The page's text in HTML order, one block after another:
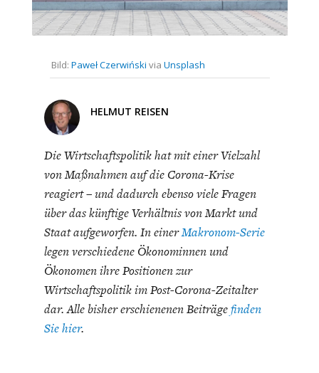
INDUSTRIEPOLITIK
ENERGIE & UMWELT
Bild: Paweł Czerwiński via Unsplash
HELMUT REISEN
Die Wirtschaftspolitik hat mit einer Vielzahl
von Maßnahmen auf die Corona-Krise
reagiert – und dadurch ebenso viele Fragen
über das künftige Verhältnis von Markt und
Staat aufgeworfen. In einerMakronom-Serie
legen verschiedene Ökonominnen und
Ökonomen ihre Positionen zur
Wirtschaftspolitik im Post-Corona-Zeitalter
dar. Alle bisher erschienenen Beiträgefinden
Sie hier.